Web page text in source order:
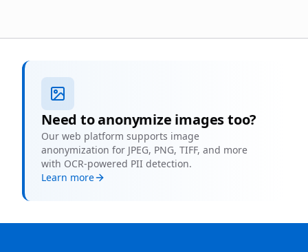
Need to anonymize images too?
Our web platform supports image
anonymization for JPEG, PNG, TIFF, and more
with OCR-powered PII detection.
Learn more